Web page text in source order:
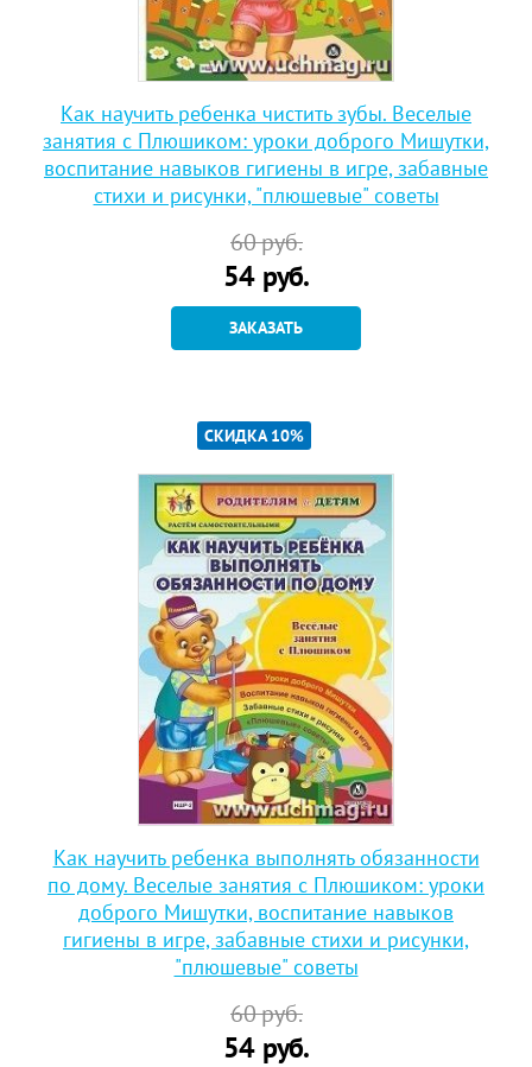
Как научить ребенка чистить зубы. Веселые
занятия с Плюшиком: уроки доброго Мишутки,
воспитание навыков гигиены в игре, забавные
стихи и рисунки, "плюшевые" советы
60руб.
54руб.
ЗАКАЗАТЬ
СКИДКА 10%
Как научить ребенка выполнять обязанности
по дому. Веселые занятия с Плюшиком: уроки
доброго Мишутки, воспитание навыков
гигиены в игре, забавные стихи и рисунки,
"плюшевые" советы
60руб.
54руб.